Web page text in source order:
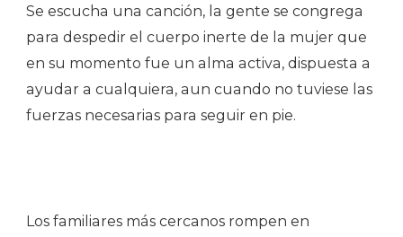
Se escucha una canción, la gente se congrega
para despedir el cuerpo inerte de la mujer que
en su momento fue un alma activa, dispuesta a
ayudar a cualquiera, aun cuando no tuviese las
fuerzas necesarias para seguir en pie.
Los familiares más cercanos rompen en